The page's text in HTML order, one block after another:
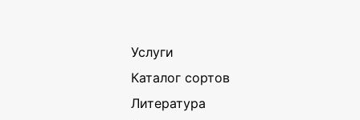
Услуги
Каталог сортов
Литература